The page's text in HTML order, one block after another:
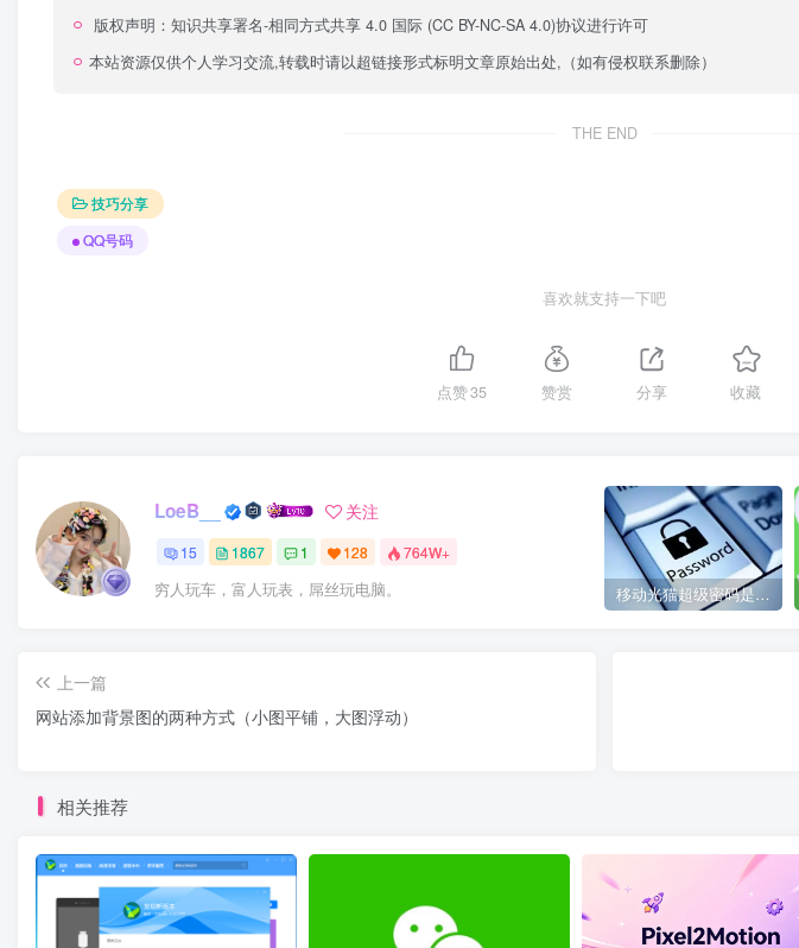
版权声明： 知识共享署名-相同方式共享 4.0 国际 (CC BY-NC-SA 4.0)协议进行许可
本站资源仅供个人学习交流,转载时请以超链接形式标明文章原始出处,（如有侵权联系删除）
THE END
技巧分享
QQ号码
喜欢就支持一下吧
点赞35 赞赏 分享 收藏
LoeB__ 关注
15 1867 1 128 764W+
穷人玩车，富人玩表，屌丝玩电脑。 移动光猫超级密码是多少？移动光猫超级管理员后台账号与密码
上一篇
网站添加背景图的两种方式（小图平铺，大图浮动）
相关推荐